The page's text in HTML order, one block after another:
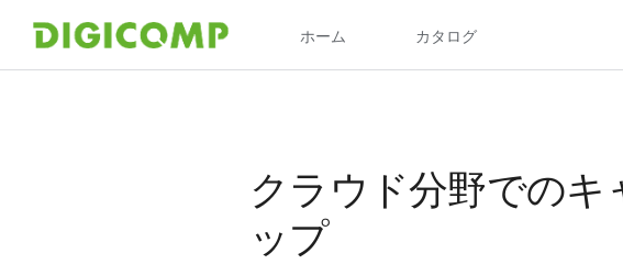
クラウド分野でのキ
ップ